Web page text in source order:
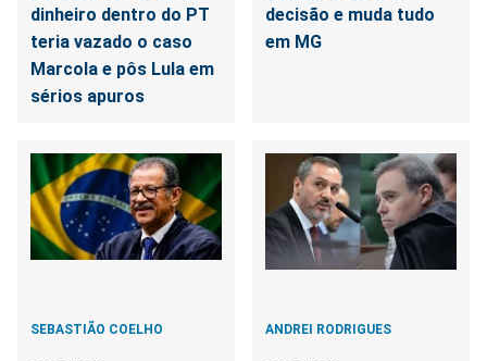
dinheiro dentro do PT
teria vazado o caso
Marcola e pôs Lula em
sérios apuros
decisão e muda tudo
em MG
SEBASTIÃO COELHO ANDREI RODRIGUES